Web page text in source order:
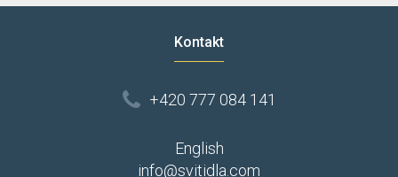
Kontakt
+420 777 084 141
English
info@svitidla.com